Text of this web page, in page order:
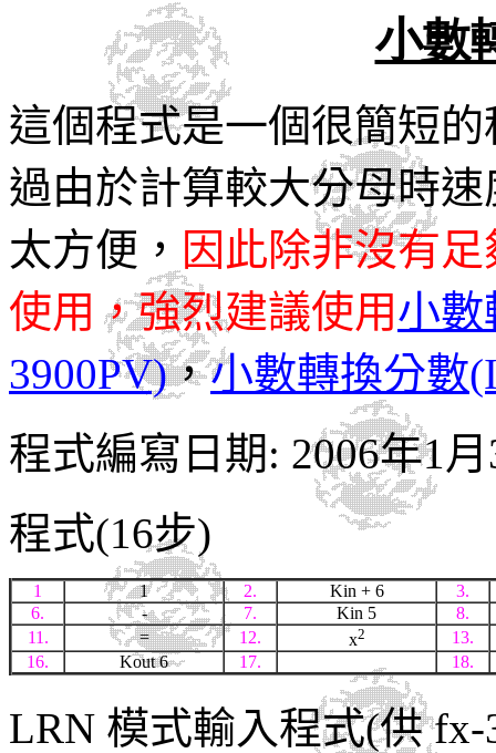
小數
這個程式是一個很簡短
過由於計算較大分母時
太方便， 因此除非沒有
使用，強烈建議使用小數
3900PV)，小數轉換分數
程式編寫日期: 2006年1
程式(16步)
1 1 2. Kin + 6
3.
6.
- 7. Kin 5
8.
11.
= 12. x2
13.
16.
Kout 6 17. 18.
LRN 模式輸入程式(供